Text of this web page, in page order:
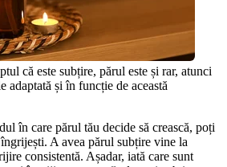
că este subțire, părul este și rar, atunci
adaptată și în funcție de această
în care părul tău decide să crească, poți
A avea părul subțire vine la
consistentă. Așadar, iată care sunt